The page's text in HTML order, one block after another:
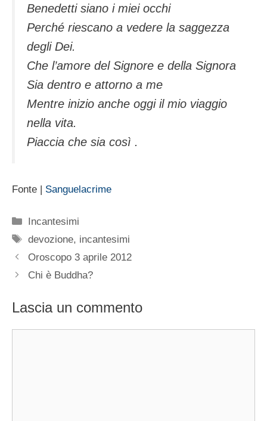
Benedetti siano i miei occhi
Perché riescano a vedere la saggezza
degli Dei.
Che l’amore del Signore e della Signora
Sia dentro e attorno a me
Mentre inizio anche oggi il mio viaggio
nella vita.
Piaccia che sia così .
Fonte | Sanguelacrime
Categorie
Incantesimi
Tag
devozione, incantesimi
Oroscopo 3 aprile 2012
Chi è Buddha?
Lascia un commento